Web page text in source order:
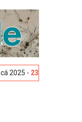
23-04-2025